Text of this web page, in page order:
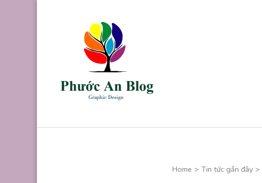
Home > Tin tức gần đây >